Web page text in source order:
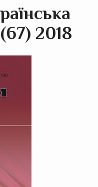
2018